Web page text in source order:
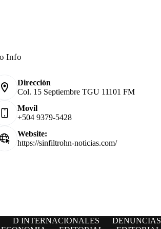
Info
Dirección
Col. 15 Septiembre TGU 11101 FM
Movil
+504 9379-5428
Website:
https://sinfiltrohn-noticias.com/
D INTERNACIONALES
DENUNCIAS